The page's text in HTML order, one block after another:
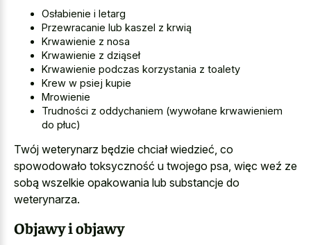
Osłabienie i letarg
Przewracanie lub kaszel z krwią
Krwawienie z nosa
Krwawienie z dziąseł
Krwawienie podczas korzystania z toalety
Krew w psiej kupie
Mrowienie
Trudności z oddychaniem (wywołane krwawieniem
do płuc)
Twój weterynarz będzie chciał wiedzieć, co
spowodowało toksyczność u twojego psa, więc weź ze
sobą wszelkie opakowania lub substancje do
weterynarza.
Objawy i objawy